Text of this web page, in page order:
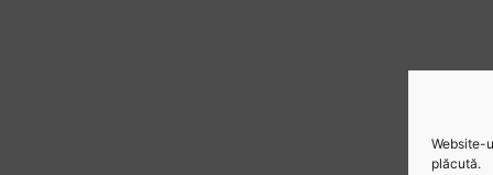
Website-
plăcută.